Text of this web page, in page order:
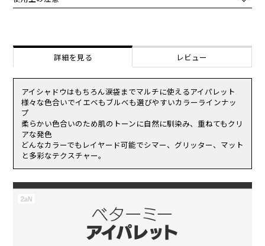
ン、メタクリル酸メチルクロスポリマー、ジエチルヘキサン酸ネオペ
（Ｃａ／Ｎａ）、セスキイソステアリン酸ソルビタン、ミリスチン酸
Ｍｇ、ヘキサ（ヒドロキシステアリン酸／ステアリン酸／ロジン酸）
ジペンタエリスリチル、プロパンジオール、合成ワックス、トコフ
ェロール、酸化スズ、フェノキシエタノール、酸化鉄、カルミン、タ
ルク、シリカ、トリ（カプリル酸／カプリン酸）グリセリル、トリエ
チルヘキサノイン、トリエトキシカプリリルシラン、メチルプロパン
ジオール、ステアリン酸Ｍｇ、水添レシチン、水酸化Ａｌ、ホウケイ
酸（Ｃａ／Ａｌ）、硫酸Ｂａ、窒化ホウ素、ステアリン酸ジメチコノ
ール、ヒドロキシプロピルビスパルミタミドＭＥＡ、ステアロイルオ
キシステアリン酸オクチルドデシル、フェニルトリメチコン、マカデ
ミア種子油、リンゴ酸ジイソステアリル、メチコン、マルトデキスト
★05：ジメチコン、合成フルオロフロゴパイト、酸化チタン、マイ
カ、メタクリル酸メチルクロスポリマー、ジエチルヘキサン酸ネオペ
ンチルグリコール、ラウリン酸ヘキシル、（ジメチコン／ビニルジメ
チコン）クロスポリマー、ナイロン－１２、（セバシン酸／イソパル
ミチン酸）ジグリセリル、セスキイソステアリン酸ソルビタン、ミリ
スチン酸Ｍｇ、ヘキサ（ヒドロキシステアリン酸／ステアリン酸／ロ
皮膚科専門医等にご相談されることをおすすめします。
（1）使用中、赤味、はれ、かゆみ、刺激、白抜け(白斑等)、黒ずみ
（2）使用したお肌に、直射日光があたって上記のような異常があら
われた場合。
傷やはれもの、湿疹等、異常のある部位にはお使いにならないでくだ
さい。
乳幼児の手の届く場所、直射日光の当たる場所、高温多湿または極度
に低温になる場所には置かないでください。
詳細を見る レビュー
アイシャドウはもちろん涙袋までマルチに使えるアイパレット
様々な色合いでイエベもブルべも選びやすいカラーラインナッ
プ
柔らかい色合いのため肌のトーンに自然に馴染み、重ねてもクリ
アな発色
どんなカラーでもレイヤード可能でシマー、グリッター、マット
と多彩なテクスチャー。